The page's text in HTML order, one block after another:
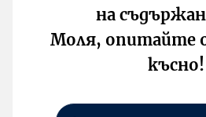
на
Моля, опитайте
късно!